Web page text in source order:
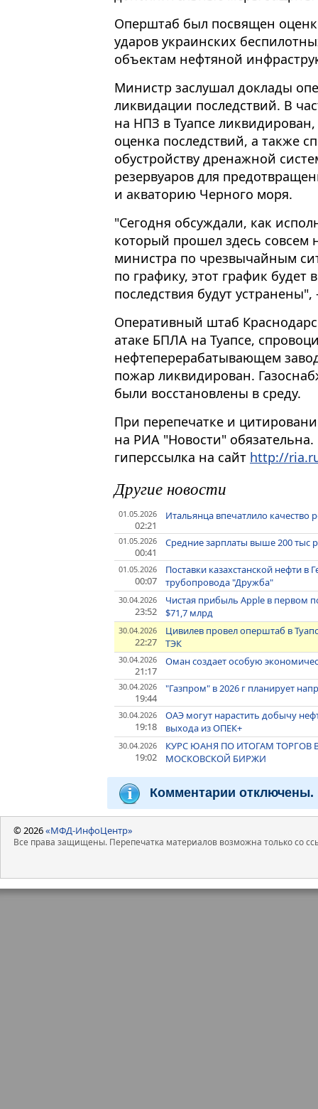
Оперштаб был посвящен
ударов украинских
объектам нефтяной
Министр заслушал доклады
ликвидации последствий. В
на НПЗ в Туапсе
оценка последствий, а также
обустройству дренажной
резервуаров для
и акваторию Черного моря.
"Сегодня обсуждали, как
который прошел здесь совсем
министра по чрезвычайным
по графику, этот график
последствия будут
Оперативный штаб
атаке БПЛА на Туапсе,
нефтеперерабатывающем
пожар ликвидирован.
были восстановлены в среду.
При перепечатке и
на РИА "Новости"
гиперссылка на сайт http://
Другие новости
01.05.2026
02:21
Итальянца впечатлило качество
01.05.2026
00:41
Средние зарплаты выше 200 тыс
01.05.2026
00:07
Поставки казахстанской нефти
трубопровода "Дружба"
30.04.2026
23:52
Чистая прибыль Apple в первом
$71,7 млрд
30.04.2026
22:27
Цивилев провел оперштаб в
ТЭК
30.04.2026
21:17
Оман создает особую
30.04.2026
19:44
"Газпром" в 2026 г планирует
30.04.2026
19:18
ОАЭ могут нарастить добычу
выхода из ОПЕК+
30.04.2026
19:02
КУРС ЮАНЯ ПО ИТОГАМ ТОРГОВ
МОСКОВСКОЙ БИРЖИ
Комментарии отключены.
© 2026«МФД-ИнфоЦентр»
Все права защищены. Перепечатка материалов возможна только со